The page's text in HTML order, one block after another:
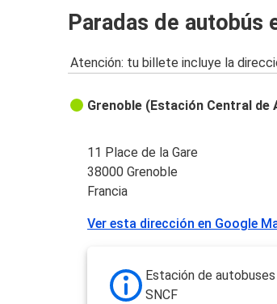
Paradas de autobús
Atención: tu billete incluye la
Grenoble (Estación Central de
11 Place de la Gare
38000 Grenoble
Francia
Ver esta dirección en Google
Estación de
SNCF